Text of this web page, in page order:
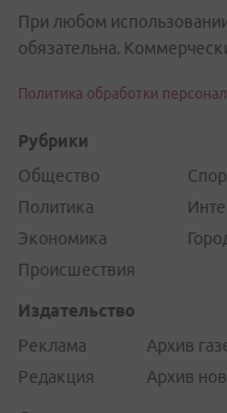
При любом
обязательна.
Политика обработки
Рубрики
Общество
Политика
Экономика
Происшествия
Издательство
Реклама
Редакция
Архив
Архив